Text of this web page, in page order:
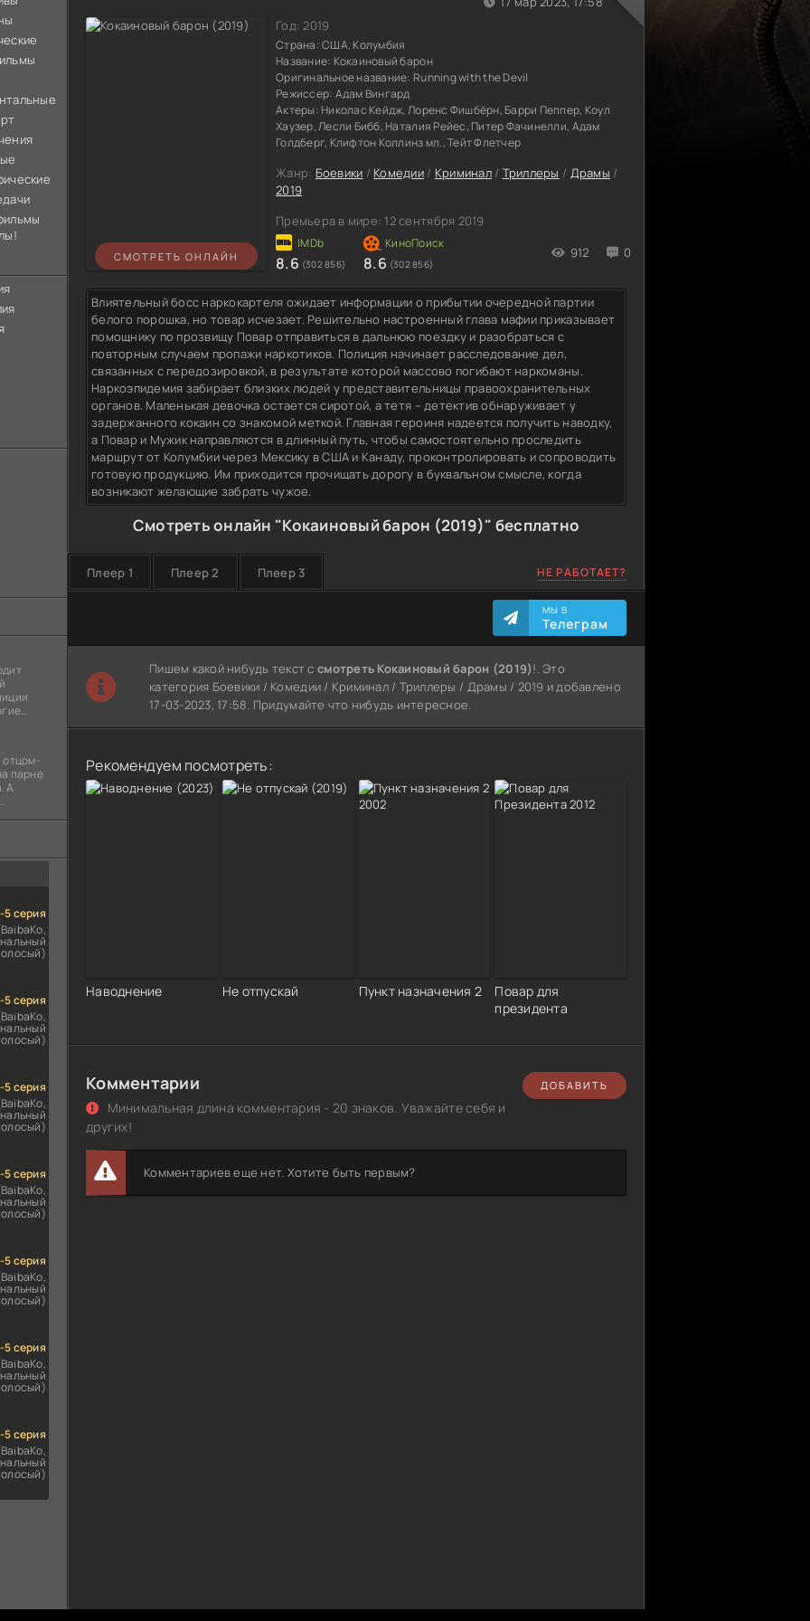
отцом-
парне
А
5 серия
5 серия
5 серия
5 серия
5 серия
5 серия
5 серия
СМОТРЕТЬ ОНЛАЙН
Год:2019
Страна:США, Колумбия
Название: Кокаиновый барон
Оригинальное название: Running with the Devil
Режиссер: Адам Вингард
Актеры: Николас Кейдж, Лоренс Фишбёрн, Барри Пеппер, Коул
Хаузер, Лесли Бибб, Наталия Рейес, Питер Фачинелли, Адам
Голдберг, Клифтон Коллинз мл., Тейт Флетчер
Жанр: Боевики / Комедии / Криминал/ Триллеры / Драмы /
2019
Премьера в мире: 12 сентября 2019
8.6 (302 856) 8.6 (302 856)
912 0
Влиятельный босс наркокартеля ожидает информации о прибытии очередной партии
белого порошка, но товар исчезает. Решительно настроенный глава мафии приказывает
помощнику по прозвищу Повар отправиться в дальнюю поездку и разобраться с
повторным случаем пропажи наркотиков. Полиция начинает расследование дел,
связанных с передозировкой, в результате которой массово погибают наркоманы.
Наркоэпидемия забирает близких людей у представительницы правоохранительных
органов. Маленькая девочка остается сиротой, а тетя – детектив обнаруживает у
задержанного кокаин со знакомой меткой. Главная героиня надеется получить наводку,
а Повар и Мужик направляются в длинный путь, чтобы самостоятельно проследить
маршрут от Колумбии через Мексику в США и Канаду, проконтролировать и сопроводить
готовую продукцию. Им приходится прочищать дорогу в буквальном смысле, когда
возникают желающие забрать чужое.
Смотреть онлайн "Кокаиновый барон (2019)" бесплатно
Плеер 1 Плеер 2 Плеер 3 НЕ РАБОТАЕТ?
МЫ В
Телеграм
Пишем какой нибудь текст ссмотреть Кокаиновый барон (2019)!. Это
категория Боевики / Комедии / Криминал / Триллеры / Драмы / 2019 и добавлено
17-03-2023, 17:58. Придумайте что нибудь интересное.
Рекомендуем посмотреть:
Наводнение Не отпускай Пункт назначения 2
Повар для
президента
Комментарии
Минимальная длина комментария - 20 знаков. Уважайте себя и
других!
ДОБАВИТЬ
Комментариев еще нет. Хотите быть первым?